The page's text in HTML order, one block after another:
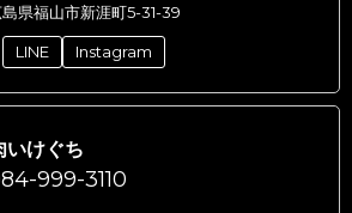
島県福山市新涯町5-31-39
LINE Instagram
いけぐち
999-3110